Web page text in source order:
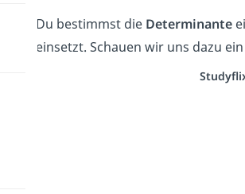
Du bestimmst die Determinante
einsetzt. Schauen wir uns dazu